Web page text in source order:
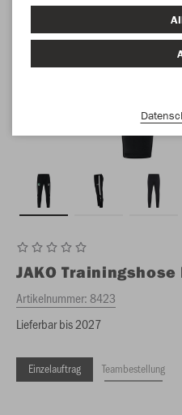
JAKO Trainingshose
Artikelnummer:8423
Lieferbar bis 2027
Einzelauftrag Teambestellung